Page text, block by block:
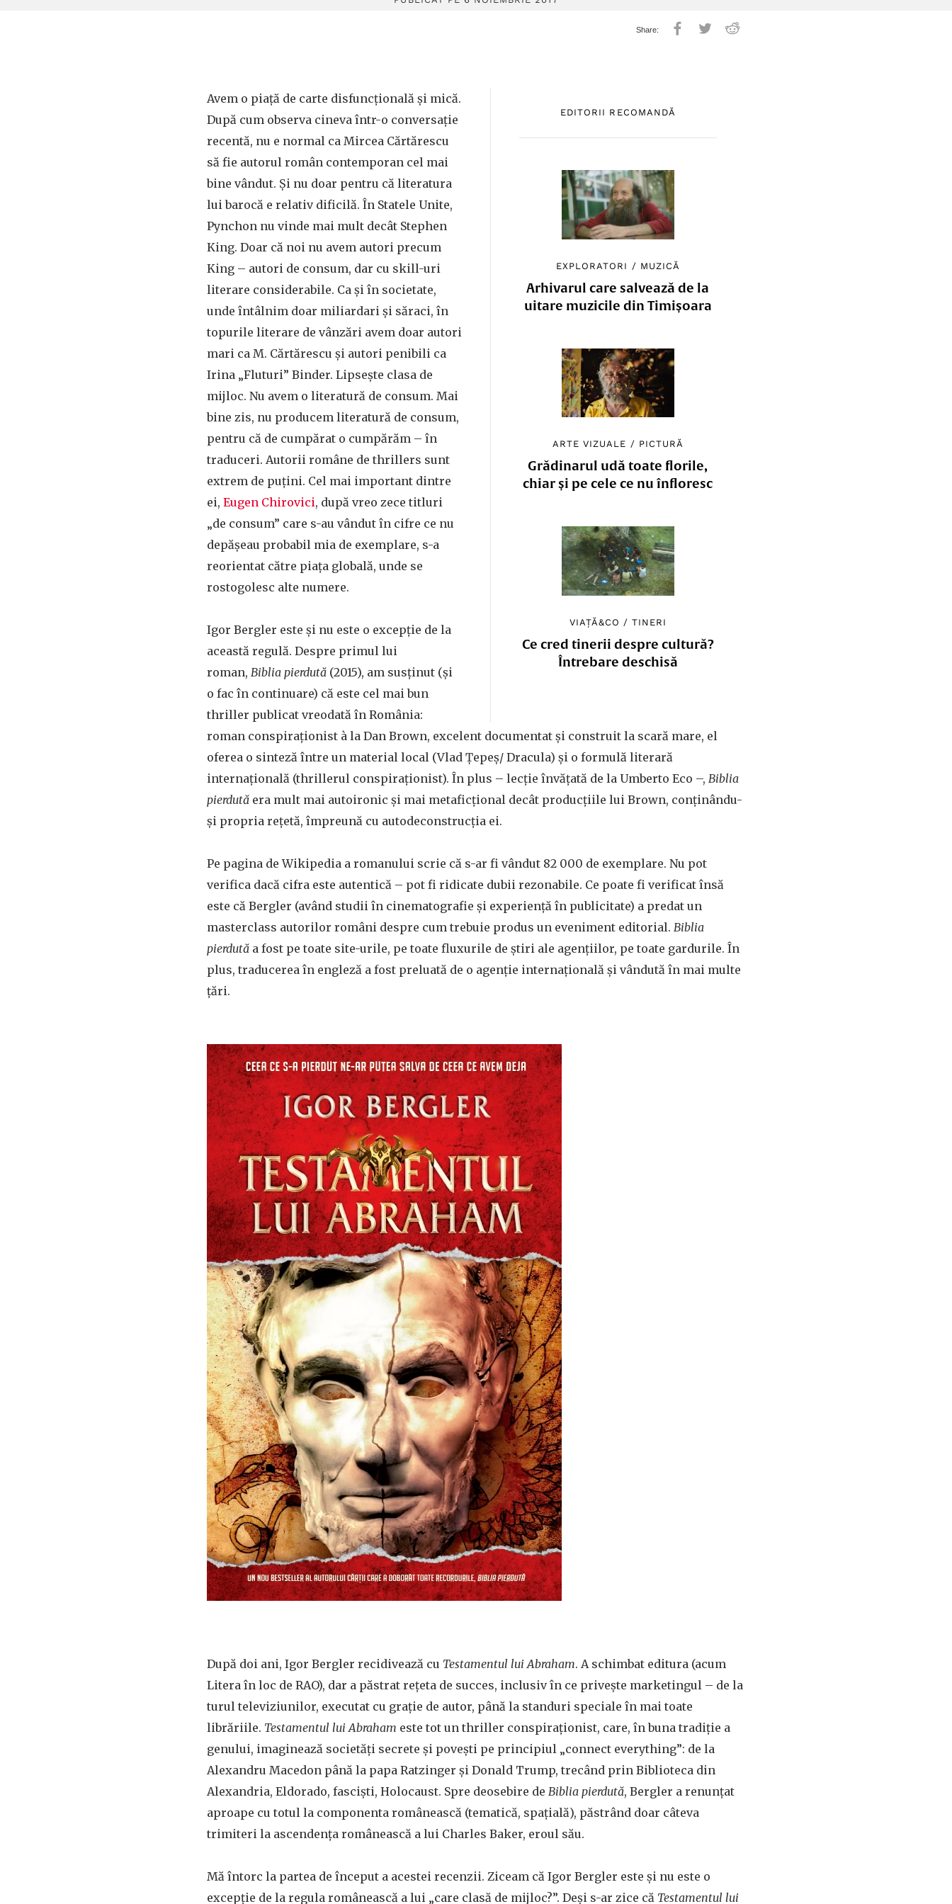
EDITORII RECOMANDĂ
EXPLORATORI / MUZICĂ
Arhivarul care salvează de la
uitare muzicile din Timișoara
ARTE VIZUALE / PICTURĂ
Grădinarul udă toate florile,
chiar și pe cele ce nu înfloresc
VIAȚĂ&CO /TINERI
Ce cred tinerii despre cultură?
Întrebare deschisă
Avem o piață de carte disfuncţională și mică.
După cum observa cineva într-o conversaţie
recentă, nu e normal ca Mircea Cărtărescu
să fie autorul român contemporan cel mai
bine vândut. Şi nu doar pentru că literatura
lui barocă e relativ dificilă. În Statele Unite,
Pynchon nu vinde mai mult decât Stephen
King. Doar că noi nu avem autori precum
King – autori de consum, dar cu skill-uri
literare considerabile. Ca și în societate,
unde întâlnim doar miliardari și săraci, în
topurile literare de vânzări avem doar autori
mari ca M. Cărtărescu și autori penibili ca
Irina „Fluturi” Binder. Lipsește clasa de
mijloc. Nu avem o literatură de consum. Mai
bine zis, nu producem literatură de consum,
pentru că de cumpărat o cumpărăm – în
traduceri. Autorii române de thrillers sunt
extrem de puțini. Cel mai important dintre
ei, Eugen Chirovici, după vreo zece titluri
„de consum” care s-au vândut în cifre ce nu
depășeau probabil mia de exemplare, s-a
reorientat către piața globală, unde se
rostogolesc alte numere.
Igor Bergler este și nu este o excepție de la
această regulă. Despre primul lui
roman, Biblia pierdută (2015), am susținut (și
o fac în continuare) că este cel mai bun
thriller publicat vreodată în România:
roman conspiraționist à la Dan Brown, excelent documentat și construit la scară mare, el
oferea o sinteză între un material local (Vlad Țepeș/ Dracula) și o formulă literară
internațională (thrillerul conspiraționist). În plus – lecție învățată de la Umberto Eco –, Biblia
pierdută era mult mai autoironic și mai metaficțional decât producțiile lui Brown, conținându-
și propria rețetă, împreună cu autodeconstrucția ei.
Pe pagina de Wikipedia a romanului scrie că s-ar fi vândut 82 000 de exemplare. Nu pot
verifica dacă cifra este autentică – pot fi ridicate dubii rezonabile. Ce poate fi verificat însă
este că Bergler (având studii în cinematografie și experiență în publicitate) a predat un
masterclass autorilor români despre cum trebuie produs un eveniment editorial. Biblia
pierdută a fost pe toate site-urile, pe toate fluxurile de știri ale agențiilor, pe toate gardurile. În
plus, traducerea în engleză a fost preluată de o agenție internațională și vândută în mai multe
țări.
După doi ani, Igor Bergler recidivează cu Testamentul lui Abraham. A schimbat editura (acum
Litera în loc de RAO), dar a păstrat rețeta de succes, inclusiv în ce privește marketingul – de la
turul televiziunilor, executat cu grație de autor, până la standuri speciale în mai toate
librăriile. Testamentul lui Abraham este tot un thriller conspiraționist, care, în buna tradiție a
genului, imaginează societăți secrete și povești pe principiul „connect everything”: de la
Alexandru Macedon până la papa Ratzinger și Donald Trump, trecând prin Biblioteca din
Alexandria, Eldorado, fasciști, Holocaust. Spre deosebire de Biblia pierdută, Bergler a renunțat
aproape cu totul la componenta românească (tematică, spațială), păstrând doar câteva
trimiteri la ascendența românească a lui Charles Baker, eroul său.
Mă întorc la partea de început a acestei recenzii. Ziceam că Igor Bergler este și nu este o
excepție de la regula românească a lui „care clasă de mijloc?”. Deși s-ar zice că Testamentul lui